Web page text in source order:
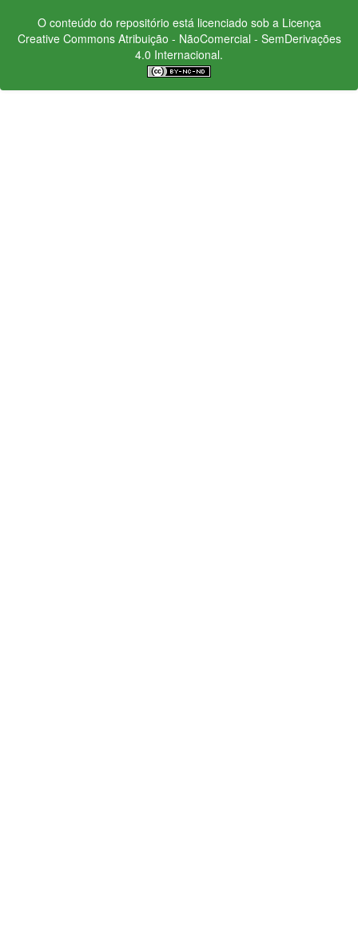
O conteúdo do repositório está licenciado sob a Licença
Creative CommonsAtribuição - NãoComercial - SemDerivações
4.0 Internacional.